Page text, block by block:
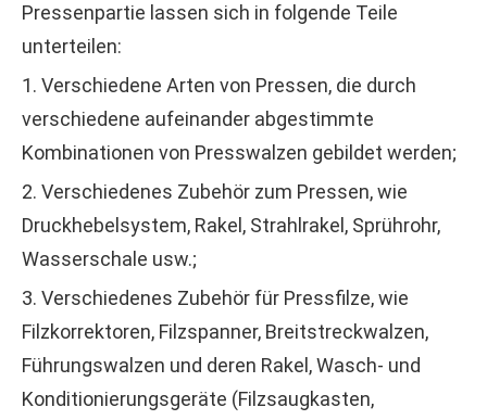
Pressenpartie lassen sich in folgende Teile
unterteilen:
1. Verschiedene Arten von Pressen, die durch
verschiedene aufeinander abgestimmte
Kombinationen von Presswalzen gebildet werden;
2. Verschiedenes Zubehör zum Pressen, wie
Druckhebelsystem, Rakel, Strahlrakel, Sprührohr,
Wasserschale usw.;
3. Verschiedenes Zubehör für Pressfilze, wie
Filzkorrektoren, Filzspanner, Breitstreckwalzen,
Führungswalzen und deren Rakel, Wasch- und
Konditionierungsgeräte (Filzsaugkasten,